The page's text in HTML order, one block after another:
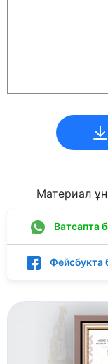
Материал
Ватсапта
Фейсбукта